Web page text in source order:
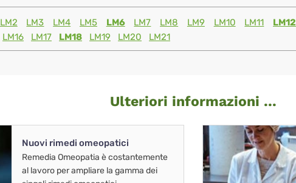
LM2 LM3 LM4 LM5 LM6 LM7 LM8 LM9 LM10 LM11 LM12
LM16 LM17 LM18 LM19 LM20 LM21
Ulteriori informazioni ...
Nuovi rimedi omeopatici
Remedia Omeopatia è costantemente
al lavoro per ampliare la gamma dei